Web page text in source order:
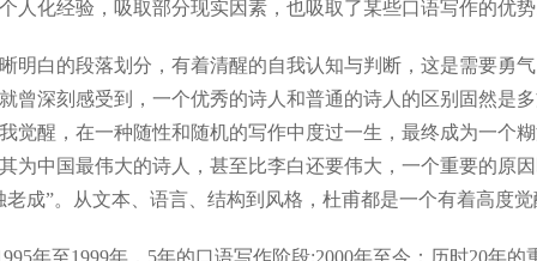
化经验，吸取部分现实因素，也吸取了某些口语写作的优势
白的段落划分，有着清醒的自我认知与判断，这是需要勇
深刻感受到，一个优秀的诗人和普通的诗人的区别固然是
醒，在一种随性和随机的写作中度过一生，最终成为一个
中国最伟大的诗人，甚至比李白还要伟大，一个重要的原
成”。从文本、语言、结构到风格，杜甫都是一个有着高度觉
至1999年，5年的口语写作阶段;2000年至今：历时20年的